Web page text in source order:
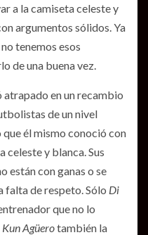
a la camiseta celeste y
argumentos sólidos. Ya
tenemos esos
de una buena vez.
atrapado en un recambio
de un nivel
que él mismo conoció con
celeste y blanca. Sus
están con ganas o se
falta de respeto. Sólo Di
que no lo
Kun Agüerotambién la